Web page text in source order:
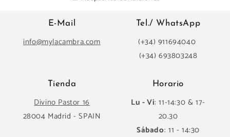
E-Mail
info@mylacambra.com
Tel./ WhatsApp
(+34) 911694040
(+34) 693803248
Tienda
Divino Pastor 16
28004 Madrid - SPAIN
Horario
Lu - Vi: 11-14:30 & 17-
20.30
Sábado: 11 - 14:30